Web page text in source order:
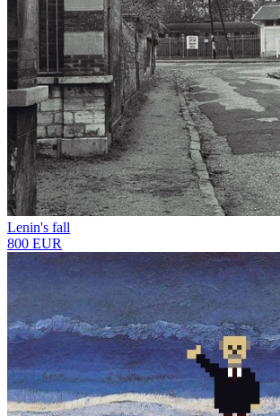
Lenin's fall
800 EUR